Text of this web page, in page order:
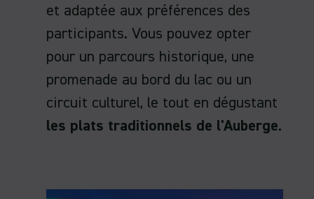
et adaptée aux préférences des
participants. Vous pouvez opter
pour un parcours historique, une
promenade au bord du lac ou un
circuit culturel, le tout en dégustant
les plats traditionnels de l'Auberge.